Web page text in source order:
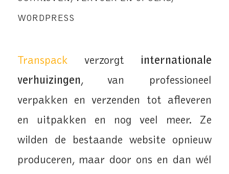
WORDPRESS
Transpack verzorgt internationale
verhuizingen, van professioneel
verpakken en verzenden tot afleveren
en uitpakken en nog veel meer. Ze
wilden de bestaande website opnieuw
produceren, maar door ons en dan wél